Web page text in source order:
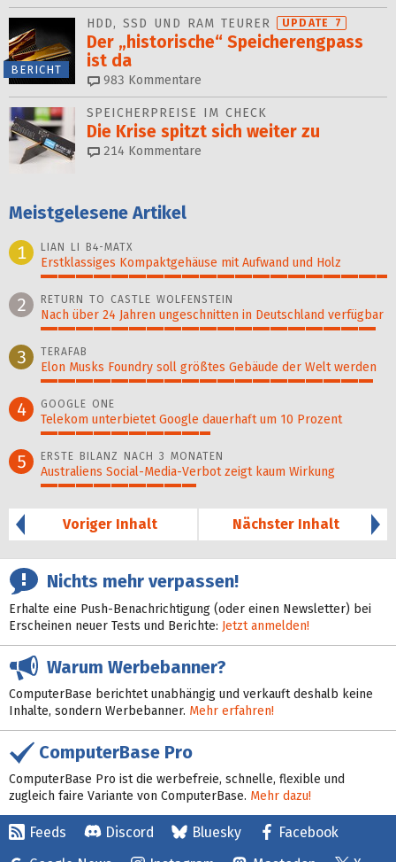
BERICHT
HDD, SSD UND RAM TEURER UPDATE 7
Der „historische“ Speicher­engpass
ist da
983 Kommentare
SPEICHERPREISE IM CHECK
Die Krise spitzt sich weiter zu
214 Kommentare
Meistgelesene Artikel
1
LIAN LI B4-MATX
Erstklassiges Kompaktgehäuse mit Aufwand und Holz
2 RETURN TO CASTLE WOLFENSTEIN
Nach über 24 Jahren ungeschnitten in Deutschland verfügbar
3 TERAFAB
Elon Musks Foundry soll größ­tes Gebäude der Welt werden
4 GOOGLE ONE
Telekom unterbietet Google dauerhaft um 10 Prozent
5 ERSTE BILANZ NACH 3 MONATEN
Australiens Social-Media-Verbot zeigt kaum Wirkung
Voriger Inhalt
Nächster Inhalt
Nichts mehr verpassen!
Erhalte eine Push-Benachrichtigung (oder einen Newsletter) bei
Erscheinen neuer Tests und Berichte: Jetzt anmelden!
Warum Werbebanner?
ComputerBase berichtet unabhängig und verkauft deshalb keine
Inhalte, sondern Werbebanner. Mehr erfahren!
ComputerBase Pro
ComputerBase Pro ist die werbefreie, schnelle, flexible und
zugleich faire Variante von ComputerBase. Mehr dazu!
Feeds Discord Bluesky
Facebook